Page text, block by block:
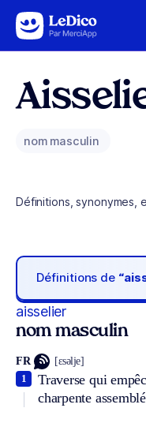
Aller au contenu
nom masculin
Définitions, synonymes,
Définitions de
aisselier
nom masculin
FR [ɛsəlje]
Traverse qui
charpente
1